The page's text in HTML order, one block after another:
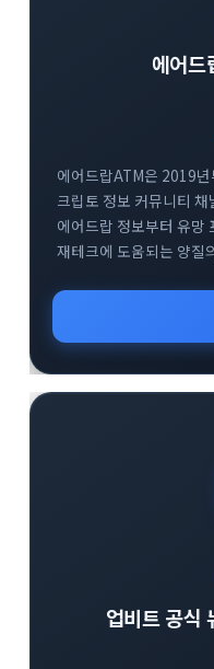
에어
에어드랍ATM은 2019
크립토 정보 커뮤니티
에어드랍 정보부터 유망
재테크에 도움되는 양질
소개해 드립니다. 합리적
업비트 공